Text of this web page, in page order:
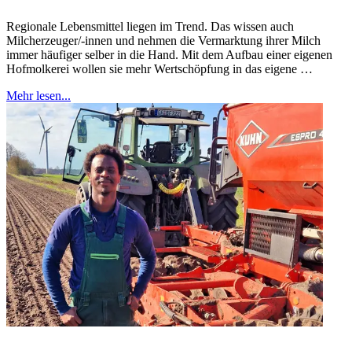
Regionale Lebensmittel liegen im Trend. Das wissen auch
Milcherzeuger/-innen und nehmen die Vermarktung ihrer Milch
immer häufiger selber in die Hand. Mit dem Aufbau einer eigenen
Hofmolkerei wollen sie mehr Wertschöpfung in das eigene …
Mehr lesen...